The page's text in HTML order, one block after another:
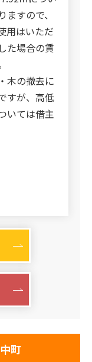
すので、
用はいただ
た場合の賃
木の撤去に
すが、高低
いては借主
町